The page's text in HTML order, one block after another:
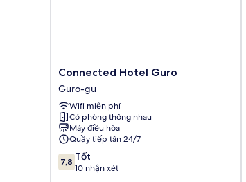
for
Consecutive
Night
Connected
Hotel
Guro
Guro-
gu
Connected Hotel Guro
Guro-gu
Wifi miễn phí
Có phòng thông nhau
Máy điều hòa
Quầy tiếp tân 24/7
7.8
trên
7,8 Tốt
10 nhận xét